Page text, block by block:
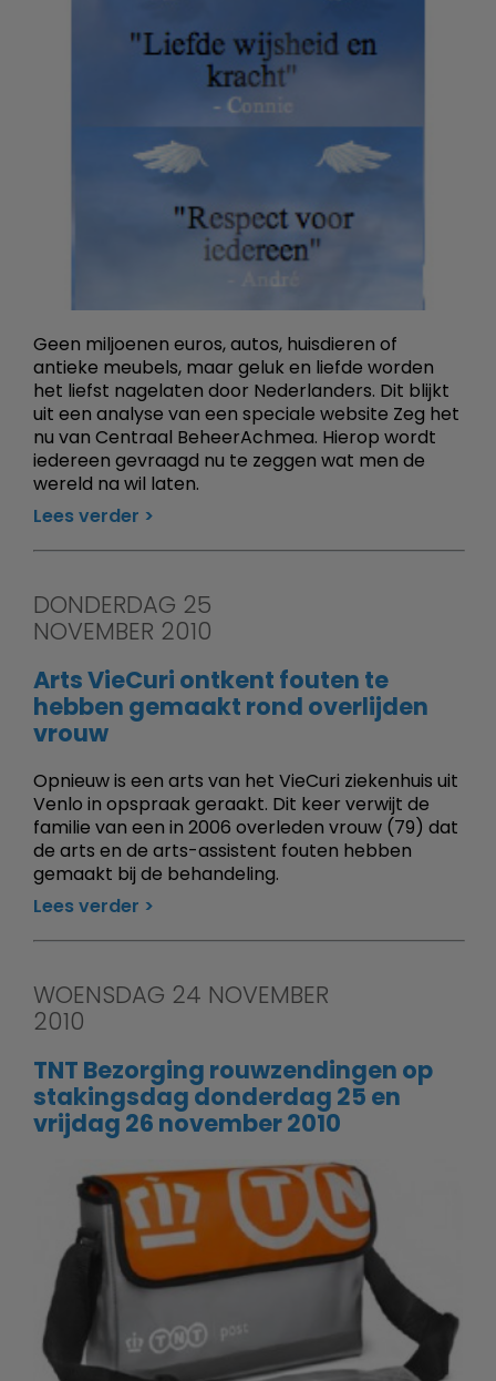
Geen miljoenen euros, autos, huisdieren of
antieke meubels, maar geluk en liefde worden
het liefst nagelaten door Nederlanders. Dit blijkt
uit een analyse van een speciale website Zeg het
nu van Centraal BeheerAchmea. Hierop wordt
iedereen gevraagd nu te zeggen wat men de
wereld na wil laten.
Lees verder
DONDERDAG 25
NOVEMBER 2010
Arts VieCuri ontkent fouten te
hebben gemaakt rond overlijden
vrouw
Opnieuw is een arts van het VieCuri ziekenhuis uit
Venlo in opspraak geraakt. Dit keer verwijt de
familie van een in 2006 overleden vrouw (79) dat
de arts en de arts-assistent fouten hebben
gemaakt bij de behandeling.
Lees verder
WOENSDAG 24 NOVEMBER
2010
TNT Bezorging rouwzendingen op
stakingsdag donderdag 25 en
vrijdag 26 november 2010